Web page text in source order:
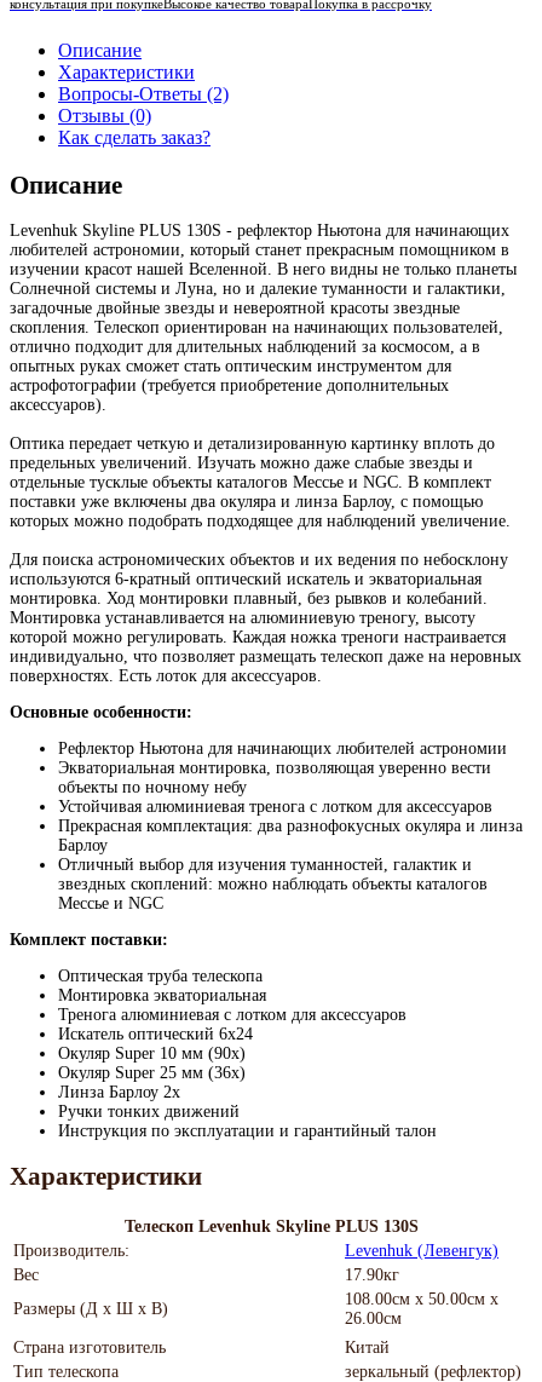
консультация при покупкеВысокое качество товара Покупка в рассрочку
Описание
Характеристики
Вопросы-Ответы (2)
Отзывы (0)
Как сделать заказ?
Описание
Levenhuk Skyline PLUS 130S - рефлектор Ньютона для начинающих
любителей астрономии, который станет прекрасным помощником в
изучении красот нашей Вселенной. В него видны не только планеты
Солнечной системы и Луна, но и далекие туманности и галактики,
загадочные двойные звезды и невероятной красоты звездные
скопления. Телескоп ориентирован на начинающих пользователей,
отлично подходит для длительных наблюдений за космосом, а в
опытных руках сможет стать оптическим инструментом для
астрофотографии (требуется приобретение дополнительных
аксессуаров).
Оптика передает четкую и детализированную картинку вплоть до
предельных увеличений. Изучать можно даже слабые звезды и
отдельные тусклые объекты каталогов Мессье и NGC. В комплект
поставки уже включены два окуляра и линза Барлоу, с помощью
которых можно подобрать подходящее для наблюдений увеличение.
Для поиска астрономических объектов и их ведения по небосклону
используются 6-кратный оптический искатель и экваториальная
монтировка. Ход монтировки плавный, без рывков и колебаний.
Монтировка устанавливается на алюминиевую треногу, высоту
которой можно регулировать. Каждая ножка треноги настраивается
индивидуально, что позволяет размещать телескоп даже на неровных
поверхностях. Есть лоток для аксессуаров.
Основные особенности:
Рефлектор Ньютона для начинающих любителей астрономии
Экваториальная монтировка, позволяющая уверенно вести
объекты по ночному небу
Устойчивая алюминиевая тренога с лотком для аксессуаров
Прекрасная комплектация: два разнофокусных окуляра и линза
Барлоу
Отличный выбор для изучения туманностей, галактик и
звездных скоплений: можно наблюдать объекты каталогов
Мессье и NGC
Комплект поставки:
Оптическая труба телескопа
Монтировка экваториальная
Тренога алюминиевая с лотком для аксессуаров
Искатель оптический 6x24
Окуляр Super 10 мм (90х)
Окуляр Super 25 мм (36х)
Линза Барлоу 2x
Ручки тонких движений
Инструкция по эксплуатации и гарантийный талон
Характеристики
Телескоп Levenhuk Skyline PLUS 130S
Производитель:
Levenhuk (Левенгук)
Вес
17.90кг
Размеры (Д х Ш х В)
108.00см x 50.00см x
26.00см
Страна изготовитель
Китай
Тип телескопа
зеркальный (рефлектор)